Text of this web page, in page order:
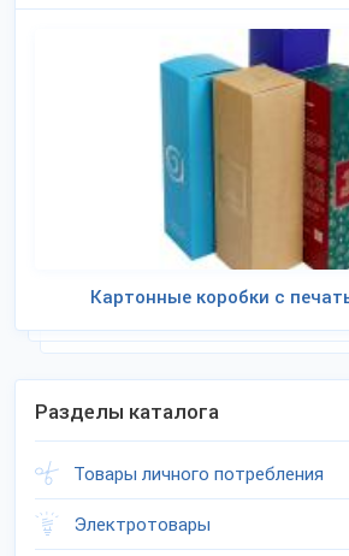
Картонные коробки с
Разделы каталога
Товары личного потребления
Электротовары